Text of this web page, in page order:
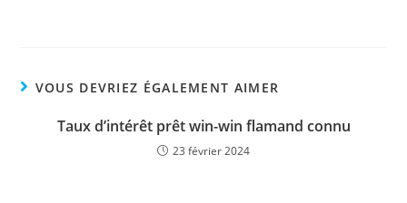
VOUS DEVRIEZ ÉGALEMENT AIMER
Taux d’intérêt prêt win-win flamand connu
23 février 2024